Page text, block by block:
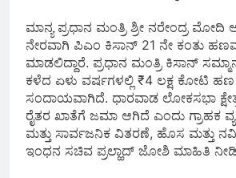
ಮಾನ್ಯ ಪ್ರಧಾನ ಮಂತ್ರಿ ಶ್ರೀ ನರೇಂದ್ರ ಮೋದಿ
ನೇರವಾಗಿ ಪಿಎಂ ಕಿಸಾನ್ 21 ನೇ ಕಂತು
ಮಾಡಲಿದ್ದಾರೆ. ಪ್ರಧಾನ ಮಂತ್ರಿ ಕಿಸಾನ್‌
ಕಳೆದ ಏಳು ವರ್ಷಗಳಲ್ಲಿ ₹4 ಲಕ್ಷ ಕೋಟಿ ಹಣ
ಸಂದಾಯವಾಗಿದೆ. ಧಾರವಾಡ ಲೋಕಸಭಾ
ರೈತರ ಖಾತೆಗೆ ಜಮಾ ಆಗಿದೆ ಎಂದು ಗ್ರಾಹಕ
ಮತ್ತು ಸಾರ್ವಜನಿಕ ವಿತರಣೆ, ಹೊಸ ಮತ್ತು
ಇಂಧನ ಸಚಿವ ಪ್ರಲ್ಹಾದ್ ಜೋಶಿ ಮಾಹಿತಿ